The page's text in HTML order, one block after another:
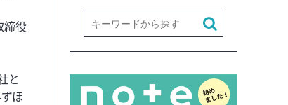
締役
と
ほ